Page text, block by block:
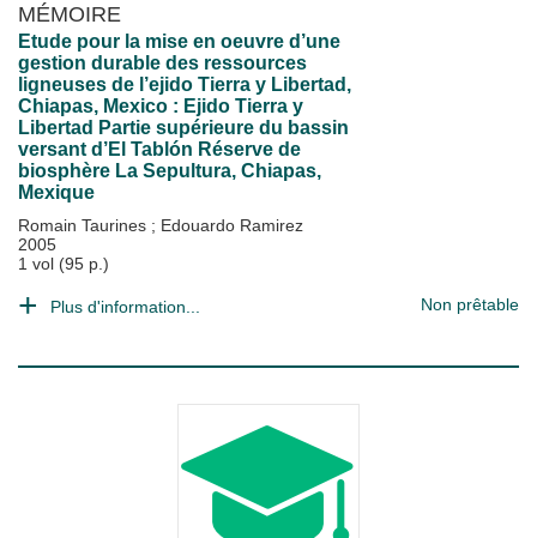
MÉMOIRE
Etude pour la mise en oeuvre d’une
gestion durable des ressources
ligneuses de l’ejido Tierra y Libertad,
Chiapas, Mexico : Ejido Tierra y
Libertad Partie supérieure du bassin
versant d’El Tablón Réserve de
biosphère La Sepultura, Chiapas,
Mexique
Romain Taurines ; Edouardo Ramirez
2005
1 vol (95 p.)
Plus d'information... Non prêtable